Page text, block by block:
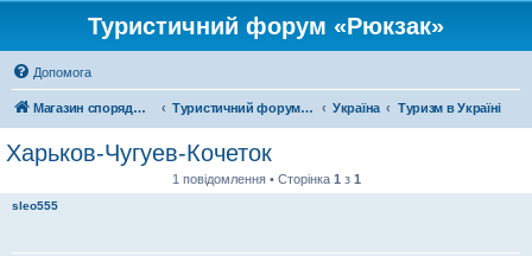
Туристичний форум «Рюкзак»
Допомога
Магазин спорядження Туристичний форум «Рюкзак» Україна Туризм в Україні
Харьков-Чугуев-Кочеток
1 повідомлення • Сторінка 1 з 1
sleo555